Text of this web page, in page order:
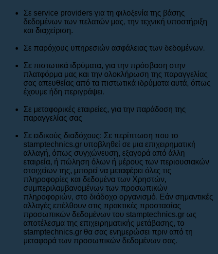
Σε service providers για τη φιλοξενία της βάσης
δεδομένων των πελατών μας, την τεχνική υποστήριξη
και διαχείριση.
Σε παρόχους υπηρεσιών ασφάλειας των δεδομένων.
Σε πιστωτικά ιδρύματα, για την πρόσβαση στην
πλατφόρμα μας και την ολοκλήρωση της παραγγελίας
σας απευθείας από τα πιστωτικά ιδρύματα αυτά, όπως
έχουμε ήδη περιγράψει.
Σε μεταφορικές εταιρείες, για την παράδοση της
παραγγελίας σας
Σε ειδικούς διαδόχους: Σε περίπτωση που το
stamptechnics.gr υποβληθεί σε μια επιχειρηματική
αλλαγή, όπως συγχώνευση, εξαγορά από άλλη
εταιρεία, ή πώληση όλων ή μέρους των περιουσιακών
στοιχείων της, μπορεί να μεταφέρει όλες τις
πληροφορίες και δεδομένα των Χρηστών,
συμπεριλαμβανομένων των προσωπικών
πληροφοριών, στο διάδοχο οργανισμό. Εάν σημαντικές
αλλαγές επέλθουν στις πρακτικές προστασίας
προσωπικών δεδομένων του stamptechnics.gr ως
αποτέλεσμα της επιχειρηματικής μετάβασης, το
stamptechnics.gr θα σας ενημερώσει πριν από τη
μεταφορά των προσωπικών δεδομένων σας.